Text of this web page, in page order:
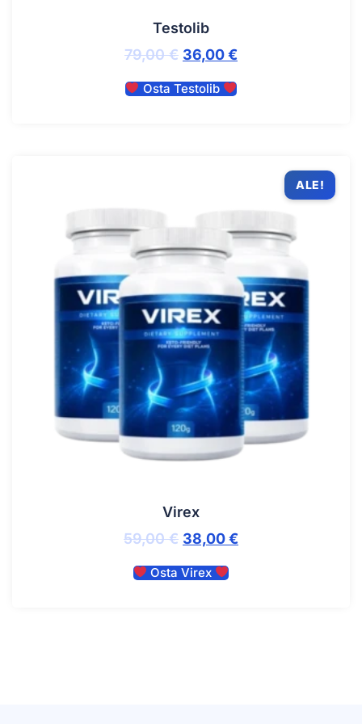
Testolib
79,00€ 36,00€
Osta Testolib
ALE!
Virex
59,00€ 38,00€
Osta Virex